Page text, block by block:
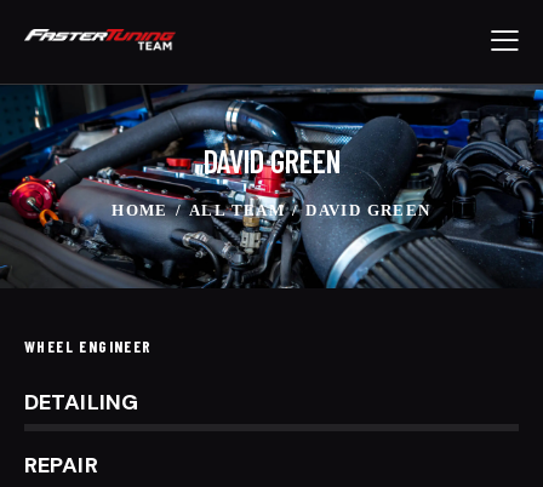
DAVID GREEN
HOME ALL TEAM DAVID GREEN
WHEEL ENGINEER
DETAILING
REPAIR